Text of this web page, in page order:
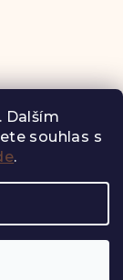
Dalším
souhlas s
.